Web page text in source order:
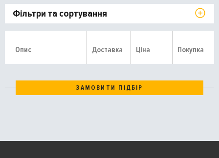
Фільтри та сортування
Опис Доставка Ціна Покупка
ЗАМОВИТИ ПІДБІР